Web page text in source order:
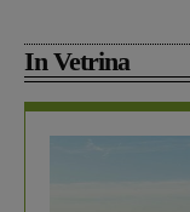
In Vetrina